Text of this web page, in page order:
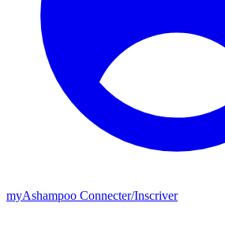
myAshampoo Connecter/Inscriver